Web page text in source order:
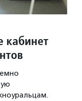
кабинет